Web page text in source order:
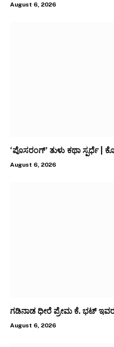
August 6, 2026
‘ಪೊಸರಂಗ್’ ತುಳು ಕಥಾ ಸ್ಪರ್ಧೆ
August 6, 2026
ಗಡಿನಾಡ ಧೀರೆ ಪ್ರೇಮ ಕೆ. ಭಟ್
August 6, 2026